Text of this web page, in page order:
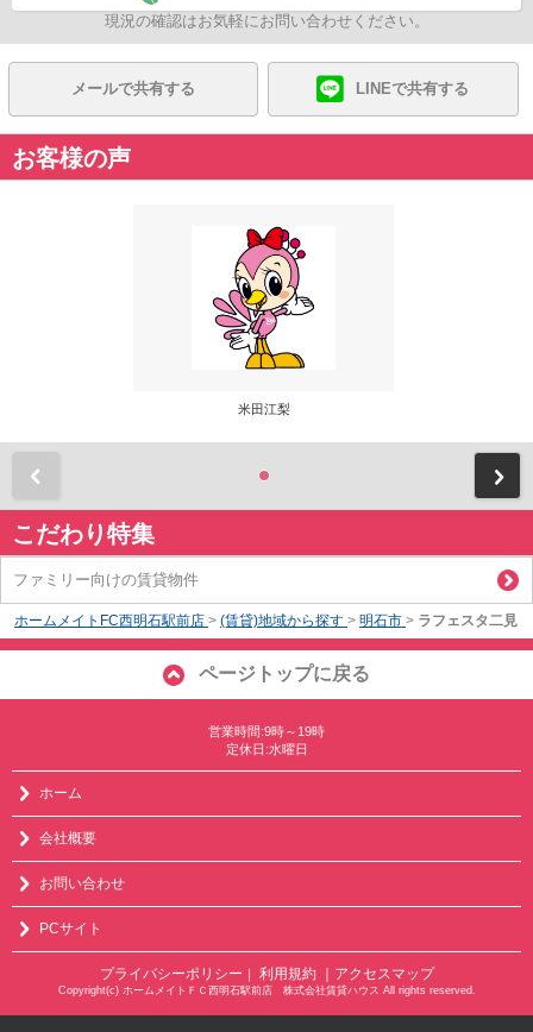
現況の確認はお気軽にお問い合わせください。
メールで共有する LINEで共有する
お客様の声
米田江梨
こだわり特集
ファミリー向けの賃貸物件
ホームメイトFC西明石駅前店 > (賃貸)地域から探す > 明石市 > ラフェスタ二見
ページトップに戻る
営業時間:9時～19時
定休日:水曜日
ホーム
会社概要
お問い合わせ
PCサイト
プライバシーポリシー 利用規約 ｜アクセスマップ
Copyright(c) ホームメイトＦＣ西明石駅前店 株式会社賃貸ハウス All rights reserved.